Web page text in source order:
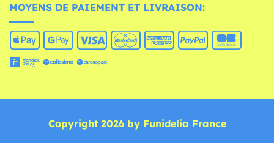
MOYENS DE PAIEMENT ET LIVRAISON:
Copyright 2026 by Funidelia France